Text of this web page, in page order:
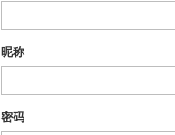
昵称
密码